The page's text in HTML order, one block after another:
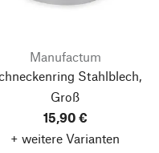
Manufactum
Stahlblech,
Groß
15,90 €
+ weitere Varianten